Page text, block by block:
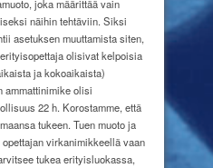
joka määrittää vain
näihin tehtäviin. Siksi
asetuksen muuttamista siten,
olisivat kelpoisia
ja kokoaikaista)
ammattinimike olisi
22 h. Korostamme, että
tukeen. Tuen muoto ja
virkanimikkeellä vaan
tukea erityisluokassa,